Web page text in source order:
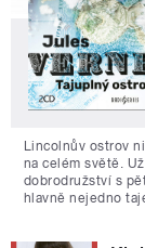
Lincolnův ostrov
na celém světě.
dobrodružství s
hlavně nejedno